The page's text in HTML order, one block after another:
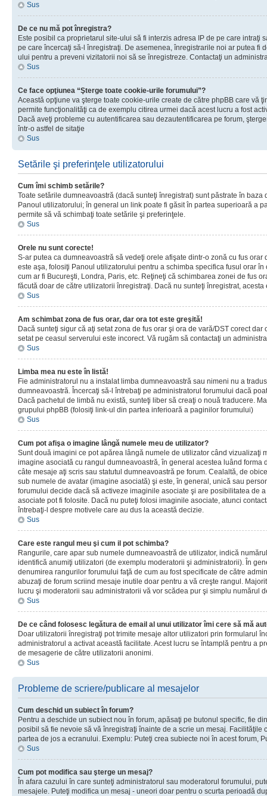
Sus
De ce nu mă pot înregistra?
Este posibil ca proprietarul site-ului să fi interzis adresa IP de pe care intraţi
pe care încercaţi să-l înregistraţi. De asemenea, înregistrarile noi ar putea fi
ului pentru a preveni vizitatorii noi să se înregistreze. Contactaţi un
Sus
Ce face opţiunea “Şterge toate cookie-urile forumului”?
Această opţiune va şterge toate cookie-urile create de către phpBB care vă
permite funcţionalităţi ca de exemplu citirea urmei dacă acest lucru a fost
Dacă aveţi probleme cu autentificarea sau dezautentificarea pe forum,
într-o astfel de sitaţie
Sus
Setările şi preferinţele utilizatorului
Cum îmi schimb setările?
Toate setările dumneavoastră (dacă sunteţi înregistrat) sunt păstrate în baza
Panoul utilizatorului; în general un link poate fi găsit în partea superioară a
permite să vă schimbaţi toate setările şi preferinţele.
Sus
Orele nu sunt corecte!
S-ar putea ca dumneavoastră să vedeţi orele afişate dintr-o zonă cu fus orar
este aşa, folosiţi Panoul utilizatorului pentru a schimba specifica fusul orar
cum ar fi Bucureşti, Londra, Paris, etc. Reţineţi că schimbarea zonei de fus
făcută doar de către utilizatorii înregistraţi. Dacă nu sunteţi înregistrat, acesta
Sus
Am schimbat zona de fus orar, dar ora tot este greşită!
Dacă sunteţi sigur că aţi setat zona de fus orar şi ora de vară/DST corect
setat pe ceasul serverului este incorect. Vă rugăm să contactaţi un
Sus
Limba mea nu este în listă!
Fie administratorul nu a instalat limba dumneavoastră sau nimeni nu a
dumneavoastră. Încercaţi să-l întrebaţi pe administratorul forumului dacă
Dacă pachetul de limbă nu există, sunteţi liber să creaţi o nouă traducere.
grupului phpBB (folosiţi link-ul din partea inferioară a paginilor forumului)
Sus
Cum pot afişa o imagine lângă numele meu de utilizator?
Sunt două imagini ce pot apărea lângă numele de utilizator când vizualizaţi
imagine asociată cu rangul dumneavoastră, în general acestea luând forma
câte mesaje aţi scris sau statutul dumneavoastră pe forum. Cealaltă, de
sub numele de avatar (imagine asociată) şi este, în general, unică sau
forumului decide dacă să activeze imaginile asociate şi are posibilitatea de
asociate pot fi folosite. Dacă nu puteţi folosi imaginile asociate, atunci
întrebaţi-l despre motivele care au dus la această decizie.
Sus
Care este rangul meu şi cum il pot schimba?
Rangurile, care apar sub numele dumneavoastră de utilizator, indică
identifică anumiţi utilizatori (de exemplu moderatorii şi administratorii). În
denumirea rangurilor forumului faţă de cum au fost specificate de către
abuzaţi de forum scriind mesaje inutile doar pentru a vă creşte rangul.
lucru şi moderatorii sau administratorii vă vor scădea pur şi simplu numărul
Sus
De ce când folosesc legătura de email al unui utilizator îmi cere să mă
Doar utilizatorii înregistraţi pot trimite mesaje altor utilizatori prin formularul
administratorul a activat această facilitate. Acest lucru se întamplă pentru a
de mesagerie de către utilizatorii anonimi.
Sus
Probleme de scriere/publicare al mesajelor
Cum deschid un subiect în forum?
Pentru a deschide un subiect nou în forum, apăsaţi pe butonul specific, fie
posibil să fie nevoie să vă înregistraţi înainte de a scrie un mesaj. Facilităţile
partea de jos a ecranului. Exemplu: Puteţi crea subiecte noi în acest forum,
Sus
Cum pot modifica sau şterge un mesaj?
În afara cazului în care sunteţi administratorul sau moderatorul forumului,
mesajele. Puteţi modifica un mesaj - uneori doar pentru o scurta perioadă